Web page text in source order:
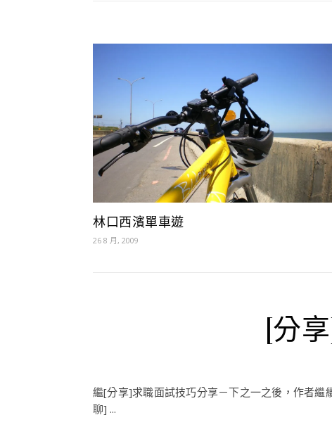
林口西濱單車遊
26 8 月, 2009
[分
繼[分享]求職面試技巧分享－下之一之後，作者
聊] ...